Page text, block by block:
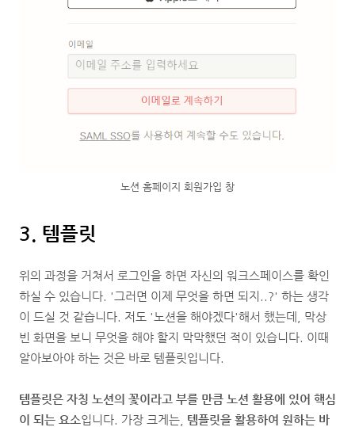
노션 홈페이지 회원가입 창
3. 템플릿
위의 과정을 거쳐서 로그인을 하면 자신의 워크스페이스를 확인
하실 수 있습니다. '그러면 이제 무엇을 하면 되지..?' 하는 생각
이 드실 것 같습니다. 저도 '노션을 해야겠다'해서 했는데, 막상
빈 화면을 보니 무엇을 해야 할지 막막했던 적이 있습니다. 이때
알아보아야 하는 것은 바로 템플릿입니다.
템플릿은 자칭 노션의 꽃이라고 부를 만큼 노션 활용에 있어 핵심
이 되는 요소입니다. 가장 크게는, 템플릿을 활용하여 원하는 바